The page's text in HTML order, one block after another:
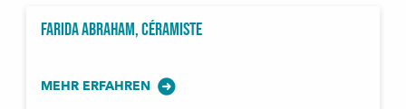
Farida Abraham, céramiste
MEHR ERFAHREN